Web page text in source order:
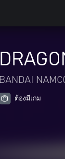
BANDAI
ต้องมีเกม